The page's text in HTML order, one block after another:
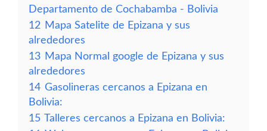
Departamento de Cochabamba - Bolivia
12 Mapa Satelite de Epizana y sus
alrededores
13 Mapa Normal google de Epizana y sus
alrededores
14 Gasolineras cercanos a Epizana en
Bolivia:
15 Talleres cercanos a Epizana en Bolivia: